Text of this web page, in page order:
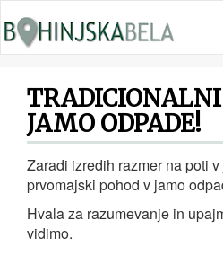
TRADICIONALNI
JAMO ODPADE!
Zaradi izredih razmer na poti
prvomajski pohod v jamo
Hvala za razumevanje in
vidimo.